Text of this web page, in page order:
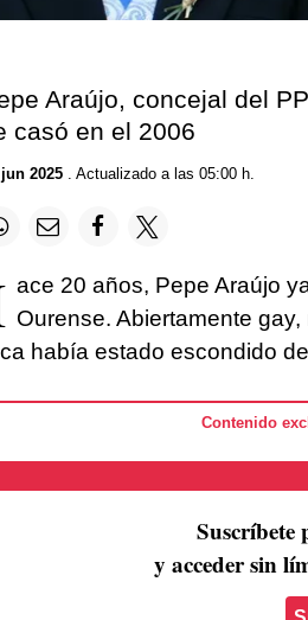
Araújo, concejal del
casó en el 2006
2025. Actualizado a las 05:00 h.
ace 20 años, Pepe Araújo
Ourense. Abiertamente
había estado escondido
Contenido
Suscríbete
y acceder sin